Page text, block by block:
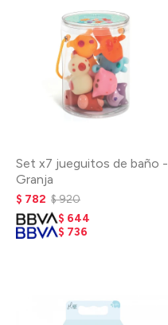
Set x7 jueguitos de baño -
Granja
$ 782 $920
$ 644
$ 736